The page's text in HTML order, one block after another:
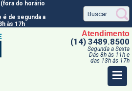
(fora do horário
de segunda a
às 17h
Atendimento
(14) 3489.8500
Segunda a Sexta
Das 8h às 11h e
das 13h às 17h